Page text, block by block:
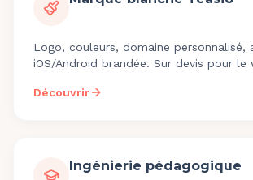
Logo, couleurs, domaine personnalisé,
iOS/Android brandée. Sur devis pour le
Coaching.
Découvrir
Ingénierie pédagogique